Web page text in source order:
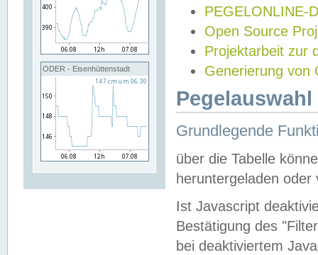
ODER - Eisenhüttenstadt
PEGELONLINE-
Open Source
Projektarbeit zur
Generierung von
Grundlegende
über die Tabelle
heruntergeladen oder
Ist Javascript
Bestätigung des
bei deaktiviertem